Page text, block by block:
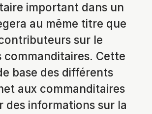
important dans un
au même titre que
sur le
commanditaires. Cette
base des différents
aux commanditaires
des informations sur la